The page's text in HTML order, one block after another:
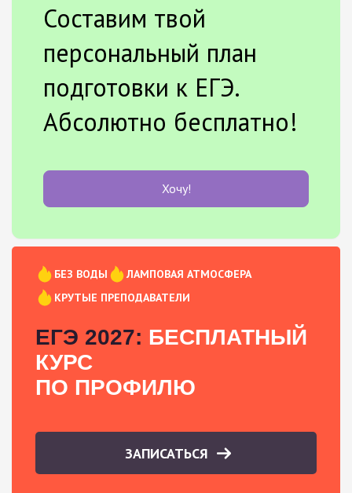
Составим твой
персональный план
подготовки к ЕГЭ.
Абсолютно бесплатно!
Хочу!
БЕЗ ВОДЫ
ЛАМПОВАЯ АТМОСФЕРА
КРУТЫЕ ПРЕПОДАВАТЕЛИ
ЕГЭ 2027: БЕСПЛАТНЫЙ
КУРС
ПО ПРОФИЛЮ
ЗАПИСАТЬСЯ